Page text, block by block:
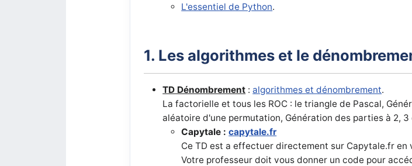
L'essentiel de Python.
1. Les algorithmes et le
TD Dénombrement :algorithmes et dénombrement.
La factorielle et tous les ROC : le triangle de Pascal,
aléatoire d'une permutation, Génération des parties à 2,
Capytale :capytale.fr
Ce TD est a effectuer directement sur Capytale.fr
Votre professeur doit vous donner un code pour